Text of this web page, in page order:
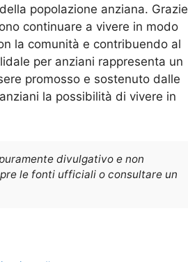
popolazione anziana. Grazie
continuare a vivere in modo
la comunità e contribuendo al
per anziani rappresenta un
promosso e sostenuto dalle
la possibilità di vivere in
divulgativo e non
le fonti ufficiali o consultare un